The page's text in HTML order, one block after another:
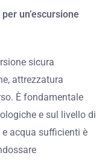
un’escursione
sicura
attrezzatura
È fondamentale
e sul livello di
acqua sufficienti è